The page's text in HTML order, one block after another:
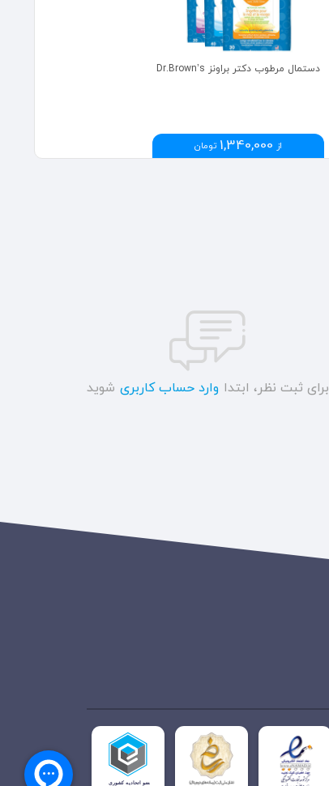
دستمال مرطوب دکتر براونز Dr.Brown’s
از 1,340,000 تومان
برای ثبت نظر، ابتدا وارد حساب کاربری شوید